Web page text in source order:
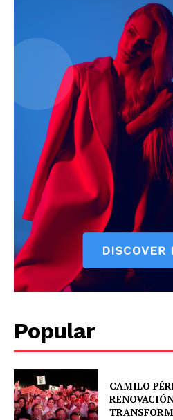
SUBSCRIBE
Company
About
Contact us
Comparte esto:
Facebook
Popular
CAMILO